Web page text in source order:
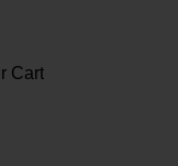
Cart